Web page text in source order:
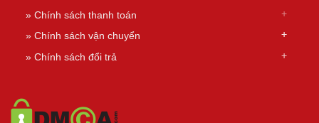
» Chính sách thanh toán
» Chính sách vận chuyển
» Chính sách đổi trả